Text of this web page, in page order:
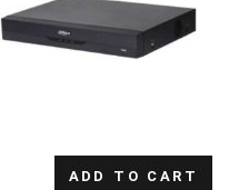
ADD TO CART